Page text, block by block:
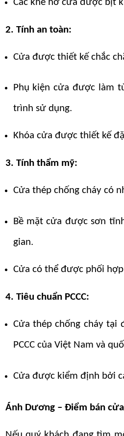
2. Tính an toàn:
Cửa được thiết kế chắc
Phụ kiện cửa được làm
trình sử dụng.
Khóa cửa được thiết kế
3. Tính thẩm mỹ:
Cửa thép chống cháy có
Bề mặt cửa được sơn
gian.
Cửa có thể được phối
4. Tiêu chuẩn PCCC:
Cửa thép chống cháy tại
PCCC của Việt Nam và
Cửa được kiểm định bởi
Ánh Dương – Điểm bán